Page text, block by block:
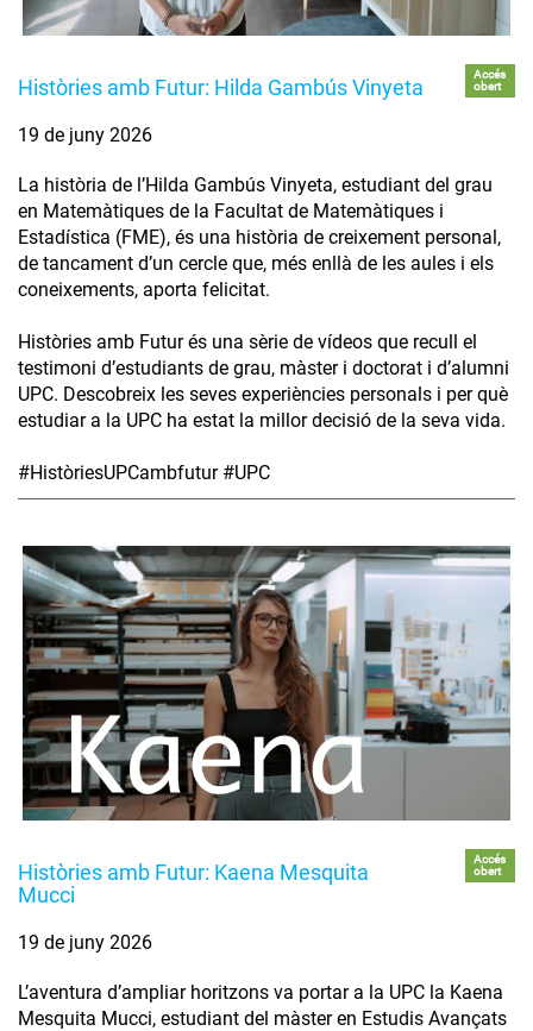
Històries amb Futur: Hilda Gambús Vinyeta
Accés
obert
19 de juny 2026
La història de l’Hilda Gambús Vinyeta, estudiant del grau
en Matemàtiques de la Facultat de Matemàtiques i
Estadística (FME), és una història de creixement personal,
de tancament d’un cercle que, més enllà de les aules i els
coneixements, aporta felicitat.
Històries amb Futur és una sèrie de vídeos que recull el
testimoni d’estudiants de grau, màster i doctorat i d’alumni
UPC. Descobreix les seves experiències personals i per què
estudiar a la UPC ha estat la millor decisió de la seva vida.
#HistòriesUPCambfutur #UPC
Històries amb Futur: Kaena Mesquita
Mucci
Accés
obert
19 de juny 2026
L’aventura d’ampliar horitzons va portar a la UPC la Kaena
Mesquita Mucci, estudiant del màster en Estudis Avançats